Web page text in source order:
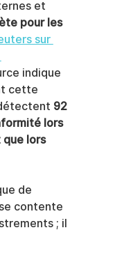
et
pour les
sur
indique
cette
92
lors
que lors
de
contente
; il